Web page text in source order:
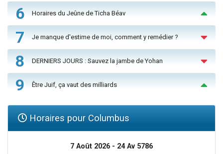
6 Horaires du Jeûne de Ticha Béav
7 Je manque d'estime de moi, comment y remédier ?
8 DERNIERS JOURS : Sauvez la jambe de Yohan
9 Être Juif, ça vaut des milliards
Horaires pour Columbus
7 Août 2026 - 24 Av 5786